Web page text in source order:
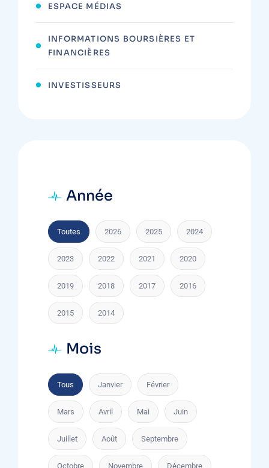
ESPACE MÉDIAS
INFORMATIONS BOURSIÈRES ET
FINANCIÈRES
INVESTISSEURS
Année
Toutes 2026 2025 2024
2023 2022 2021 2020
2019 2018 2017 2016
2015 2014
Mois
Tous Janvier Février
Mars Avril Mai Juin
Juillet Août Septembre
Octobre Novembre Décembre